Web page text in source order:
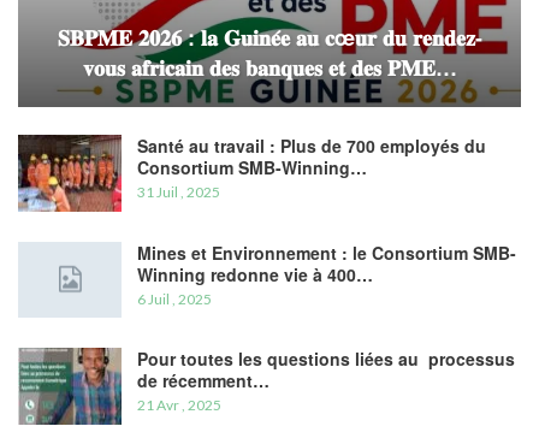
𝐒𝐁𝐏𝐌𝐄 𝟐𝟎𝟐𝟔 : 𝐥𝐚 𝐆𝐮𝐢𝐧𝐞́𝐞 𝐚𝐮 𝐜œ𝐮𝐫 𝐝𝐮 𝐫𝐞𝐧𝐝𝐞𝐳-
𝐯𝐨𝐮𝐬 𝐚𝐟𝐫𝐢𝐜𝐚𝐢𝐧 𝐝𝐞𝐬 𝐛𝐚𝐧𝐪𝐮𝐞𝐬 𝐞𝐭 𝐝𝐞𝐬 𝐏𝐌𝐄…
Santé au travail : Plus de 700 employés du
Consortium SMB-Winning…
31 Juil , 2025
Mines et Environnement : le Consortium SMB-
Winning redonne vie à 400…
6 Juil , 2025
Pour toutes les questions liées au processus
de récemment…
21 Avr , 2025